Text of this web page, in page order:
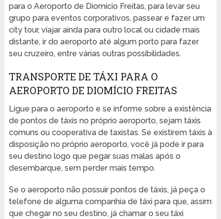
para o Aeroporto de Diomício Freitas, para levar seu
grupo para eventos corporativos, passear e fazer um
city tour, viajar ainda para outro local ou cidade mais
distante, ir do aeroporto até algum porto para fazer
seu cruzeiro, entre várias outras possibilidades.
TRANSPORTE DE TÁXI PARA O
AEROPORTO DE DIOMÍCIO FREITAS
Ligue para o aeroporto e se informe sobre a existência
de pontos de táxis no próprio aeroporto, sejam táxis
comuns ou cooperativa de taxistas. Se existirem táxis à
disposição no próprio aeroporto, você já pode ir para
seu destino logo que pegar suas malas após o
desembarque, sem perder mais tempo.
Se o aeroporto não possuir pontos de táxis, já peça o
telefone de alguma companhia de táxi para que, assim
que chegar no seu destino, já chamar o seu táxi